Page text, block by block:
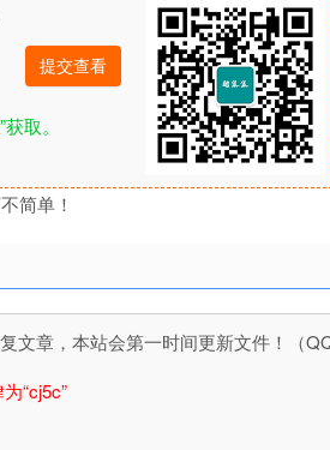
”获取。
简单！
章，本站会第一时间更新文件！（QQ
“cj5c”